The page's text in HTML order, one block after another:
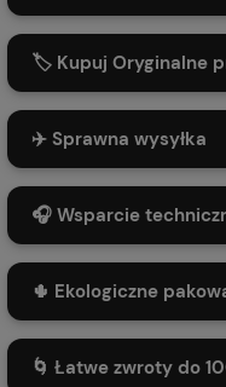
🏷️ Kupuj Oryginalne
✈️ Sprawna wysyłka
🎧 Wsparcie
🌵 Ekologiczne
🌀 Łatwe zwroty do